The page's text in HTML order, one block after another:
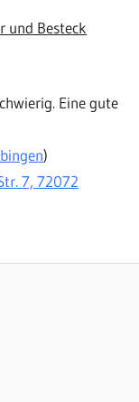
und Besteck
Eine gute
)
7, 72072